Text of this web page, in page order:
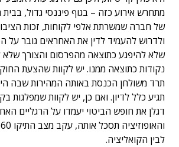
מתחרש אירוע כזה – בגוף פיננסי גדול,
של חברה שמשרתת אלפי לקוחות, זכות
ולדרוש להעמיד לדין את האחראים גובר על
שלא להיפגע כתוצאה מהפרסום והצורך שלא
נקודות כתוצאה ממנו. יש לקוות שהצעת
תרד משולחן הכנסת באותה המהירות שבה
תגיע כלל לדיון. ואם כן, יש לקוות שמפלגות
דגלן את חופש הביטוי יעמדו על הרגליים
לבין הקואליציה.